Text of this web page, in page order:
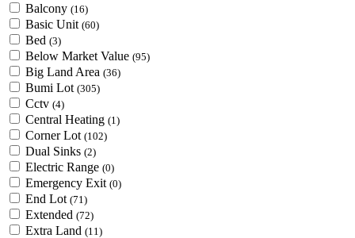
Balcony (16)
Basic Unit (60)
Bed (3)
Below Market Value (95)
Big Land Area (36)
Bumi Lot (305)
Cctv (4)
Central Heating (1)
Corner Lot (102)
Dual Sinks (2)
Electric Range (0)
Emergency Exit (0)
End Lot (71)
Extended (72)
Extra Land (11)